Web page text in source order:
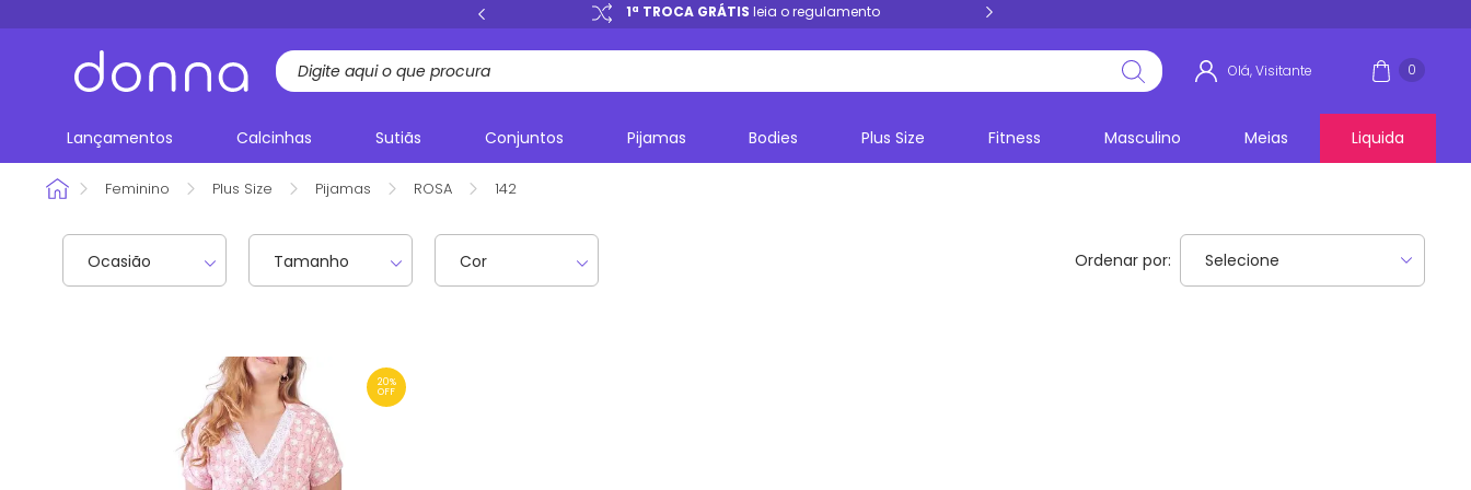
1ª TROCA GRÁTIS leia o regulamento
Olá, Visitante 0
Lançamentos Calcinhas Sutiãs Conjuntos Pijamas Bodies Plus Size Fitness Masculino Meias Liquida
Feminino Plus Size Pijamas ROSA 142
Ocasião Tamanho Cor Ordenar por:
20%
OFF